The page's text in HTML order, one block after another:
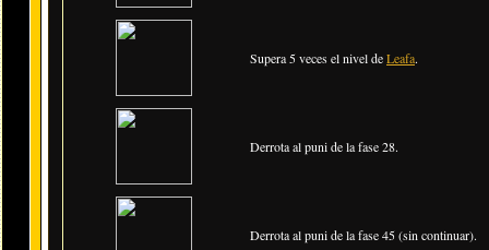
Supera 5 veces el nivel deLeafa.
Derrota al puni de la fase 28.
Derrota al puni de la fase 45 (sin continuar).